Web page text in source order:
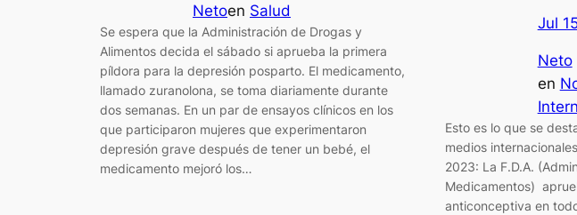
Netoen Salud
Se espera que la Administración de Drogas y
Alimentos decida el sábado si aprueba la primera
píldora para la depresión posparto. El medicamento,
llamado zuranolona, se toma diariamente durante
dos semanas. En un par de ensayos clínicos en los
que participaron mujeres que experimentaron
depresión grave después de tener un bebé, el
medicamento mejoró los…
Jul
Neto
en
Esto es lo que se
medios
2023: La F.D.A.
Medicamentos)
anticonceptiva en